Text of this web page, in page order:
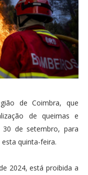
de Coimbra, que
de queimas e
de setembro, para
quinta-feira.
2024, está proibida a